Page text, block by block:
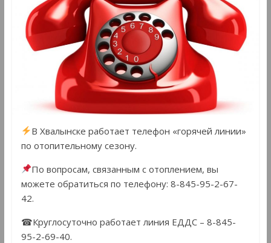
В Хвалынске работает телефон «горячей линии»
по отопительному сезону.
По вопросам, связанным с отоплением, вы
можете обратиться по телефону: 8-845-95-2-67-
42.
☎Круглосуточно работает линия ЕДДС – 8-845-
95-2-69-40.